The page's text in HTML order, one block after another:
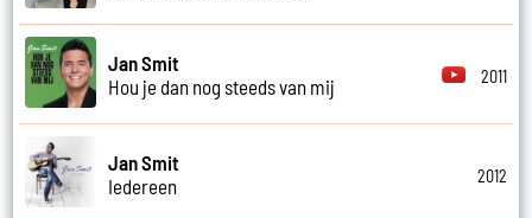
Jan Smit
Hou je dan nog steeds van mij
2011
Jan Smit
Iedereen
2012